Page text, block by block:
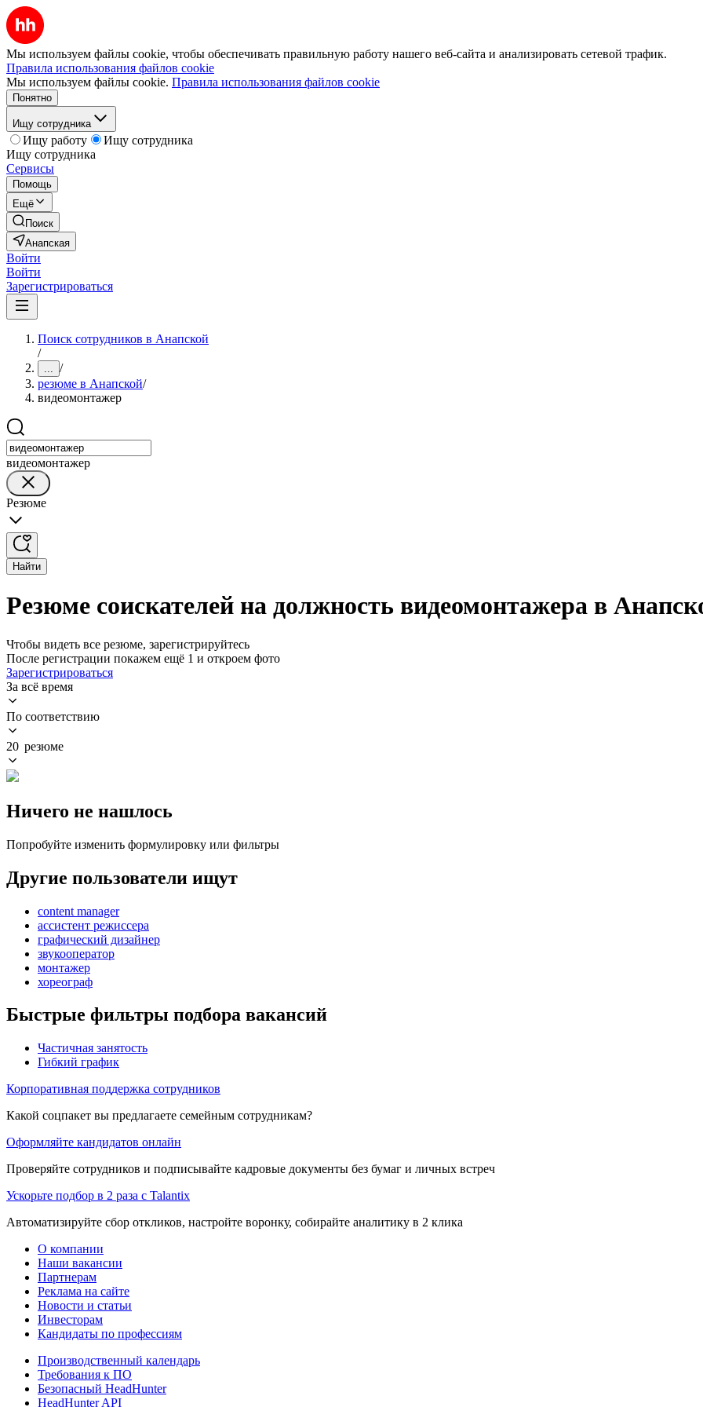
Мы используем файлы cookie, чтобы обеспечивать правильную работу нашего веб-сайта и анализировать сетевой трафик.
Правила использования файлов cookie
Мы используем файлы cookie. Правила использования файлов cookie
Понятно
Ищу сотрудника
Ищу работу
Ищу сотрудника
Ищу сотрудника
Сервисы
Помощь
Ещё
Поиск
Анапская
Войти
Войти
Зарегистрироваться
Поиск сотрудников в Анапской
/
... /
резюме в Анапской/
видеомонтажер
видеомонтажер
Резюме
Найти
Резюме соискателей на должность видеомонтажера в
Чтобы видеть все резюме, зарегистрируйтесь
После регистрации покажем ещё 1 и откроем фото
Зарегистрироваться
За всё время
По соответствию
20 резюме
Ничего не нашлось
Попробуйте изменить формулировку или фильтры
Другие пользователи ищут
content manager
ассистент режиссера
графический дизайнер
звукооператор
монтажер
хореограф
Быстрые фильтры подбора вакансий
Частичная занятость
Гибкий график
Корпоративная поддержка сотрудников
Какой соцпакет вы предлагаете семейным сотрудникам?
Оформляйте кандидатов онлайн
Проверяйте сотрудников и подписывайте кадровые документы без бумаг и личных встреч
Ускорьте подбор в 2 раза с Talantix
Автоматизируйте сбор откликов, настройте воронку, собирайте аналитику в 2 клика
О компании
Наши вакансии
Партнерам
Реклама на сайте
Новости и статьи
Инвесторам
Кандидаты по профессиям
Производственный календарь
Требования к ПО
Безопасный HeadHunter
HeadHunter API